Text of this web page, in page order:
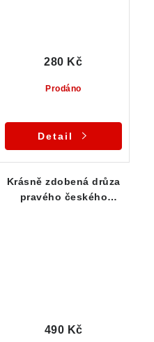
Prodáno
280 Kč
Detail
Krásně zdobená drůza
pravého českého
490 Kč